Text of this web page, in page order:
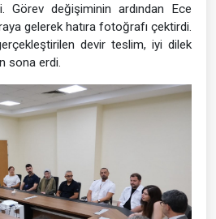
Görev değişiminin ardından Ece
gelerek hatıra fotoğrafı çektirdi.
devir teslim, iyi dilek
sona erdi.